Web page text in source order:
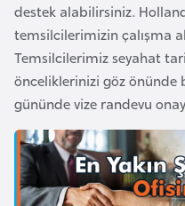
destek alabilirsiniz.
temsilcilerimizin çalışma
Temsilcilerimiz seyahat
önceliklerinizi göz
gününde vize randevu
Ç
i
n
D
a
n
m